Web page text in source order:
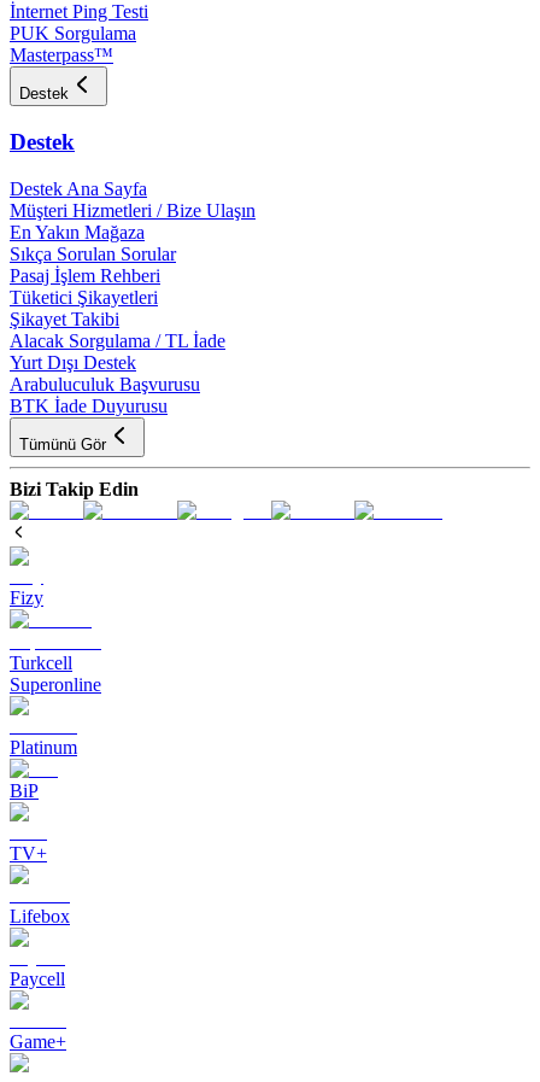
İnternet Ping Testi
PUK Sorgulama
Masterpass™
Destek
Destek
Destek Ana Sayfa
Müşteri Hizmetleri / Bize Ulaşın
En Yakın Mağaza
Sıkça Sorulan Sorular
Pasaj İşlem Rehberi
Tüketici Şikayetleri
Şikayet Takibi
Alacak Sorgulama / TL İade
Yurt Dışı Destek
Arabuluculuk Başvurusu
BTK İade Duyurusu
Tümünü Gör
Bizi Takip Edin
Fizy
Turkcell
Superonline
Platinum
BiP
TV+
Lifebox
Paycell
Game+